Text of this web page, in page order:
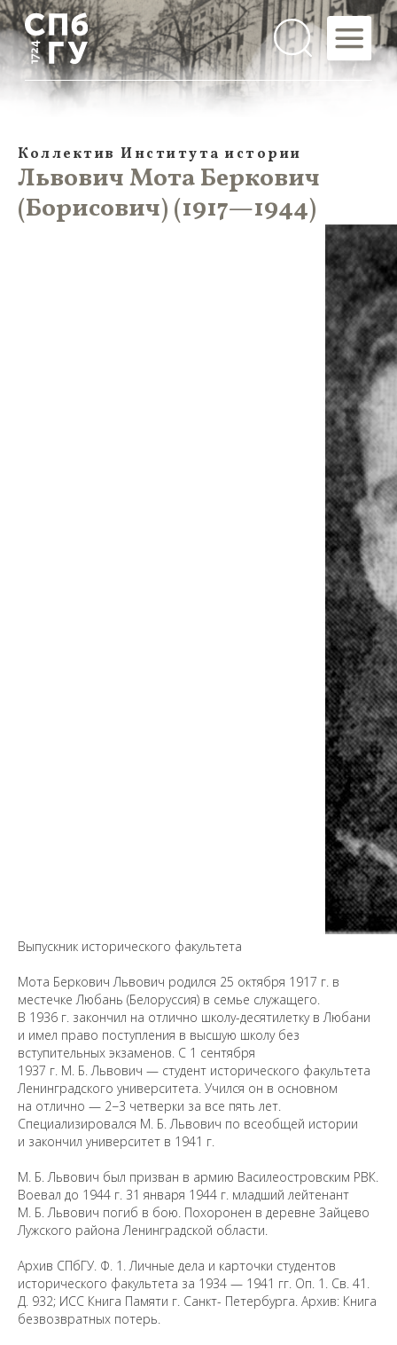
Коллектив Института истории
Львович Мота Беркович
(Борисович) (1917—1944)
Выпускник исторического факультета
Мота Беркович Львович родился 25 октября 1917 г. в
местечке Любань (Белоруссия) в семье служащего.
В 1936 г. закончил на отлично школу-десятилетку в Любани
и имел право поступления в высшую школу без
вступительных экзаменов. С 1 сентября
1937 г. М. Б. Львович — студент исторического факультета
Ленинградского университета. Учился он в основном
на отлично — 2−3 четверки за все пять лет.
Специализировался М. Б. Львович по всеобщей истории
и закончил университет в 1941 г.
М. Б. Львович был призван в армию Василеостровским РВК.
Воевал до 1944 г. 31 января 1944 г. младший лейтенант
М. Б. Львович погиб в бою. Похоронен в деревне Зайцево
Лужского района Ленинградской области.
Архив СПбГУ. Ф. 1. Личные дела и карточки студентов
исторического факультета за 1934 — 1941 гг. Оп. 1. Св. 41.
Д. 932; ИСС Книга Памяти г. Санкт- Петербурга. Архив: Книга
безвозвратных потерь.
Предложить
дополнения к материалу
Уважаемые универсанты и гости! Если
вы заметили неточность в опубликованных
сведениях, пожалуйста, сообщите об этом
на электронный адрес pro@spbu.ru